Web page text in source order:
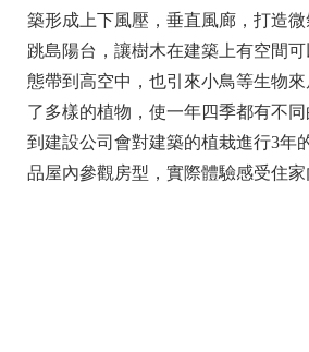
築形成上下風壓，垂直風廊，打造
跳島陽台，讓樹木在建築上有空間
態帶到高空中，也引來小鳥等生物
了多樣的植物，使一年四季都有不
到建設公司會對建築的植栽進行3年
品屋內參觀房型，實際體驗感受住家